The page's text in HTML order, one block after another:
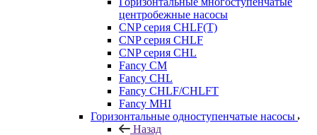
центробежные насосы
CNP серия CHLF(T)
CNP серия CHLF
CNP серия CHL
Fancy CM
Fancy CHL
Fancy CHLF/CHLFT
Fancy MHI
Горизонтальные одноступенчатые насосы
Назад